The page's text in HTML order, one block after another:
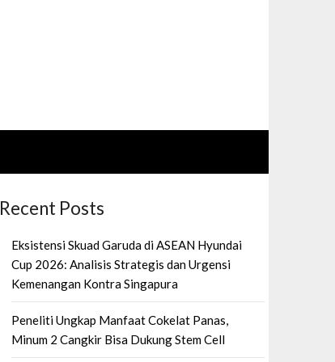
Recent Posts
Eksistensi Skuad Garuda di ASEAN Hyundai
Cup 2026: Analisis Strategis dan Urgensi
Kemenangan Kontra Singapura
Peneliti Ungkap Manfaat Cokelat Panas,
Minum 2 Cangkir Bisa Dukung Stem Cell